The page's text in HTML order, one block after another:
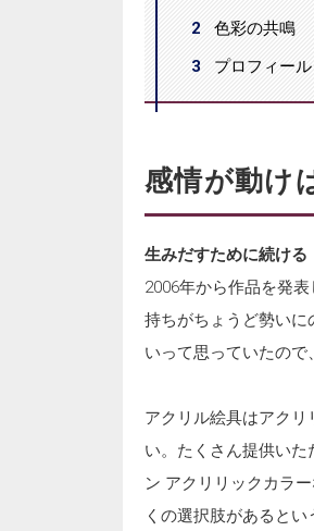
2
色彩の共鳴
3
プロフィール
感情が動け
生みだすために続ける
2006年から作品を発
持ちがちょうど勢いに
いって思っていたので
アクリル絵具はアク
い。たくさん提供い
ン アクリリックカラ
くの選択肢があると